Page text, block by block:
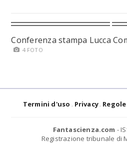
Conferenza stampa Lucca
4 FOTO
Termini d'uso Privacy Regole
Fantascienza.com -
Registrazione tribunale di